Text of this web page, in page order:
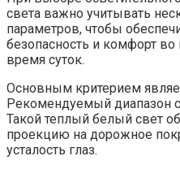
света важно учитывать
параметров, чтобы
безопасность и комфорт
время суток.
Основным критерием
Рекомендуемый диапазон
Такой теплый белый свет
проекцию на дорожное
усталость глаз.